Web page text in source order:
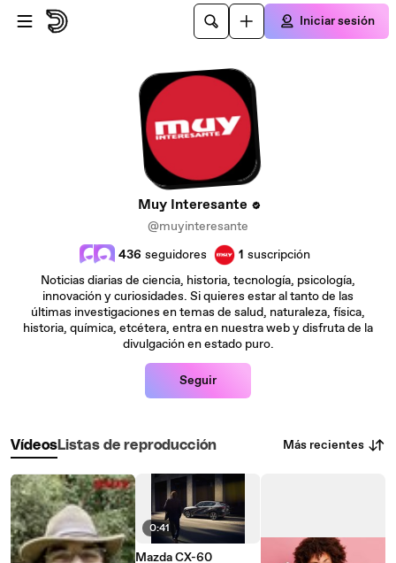
Saltar al contenido principal
Iniciar sesión
Muy Interesante
@muyinteresante
436 seguidores 1 suscripción
Noticias diarias de ciencia, historia, tecnología, psicología,
innovación y curiosidades. Si quieres estar al tanto de las
últimas investigaciones en temas de salud, naturaleza, física,
historia, química, etcétera, entra en nuestra web y disfruta de la
divulgación en estado puro.
Seguir
VídeosListas de reproducción Más recientes
0:41
Mazda CX-60